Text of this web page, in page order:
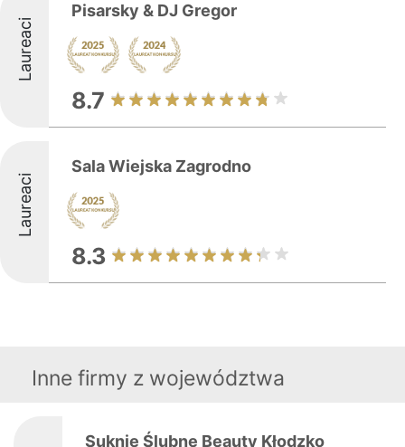
Laureaci
Pisarsky & DJ Gregor
8.7
Laureaci
Sala Wiejska Zagrodno
8.3
Inne firmy z województwa
Suknie Ślubne Beauty Kłodzko